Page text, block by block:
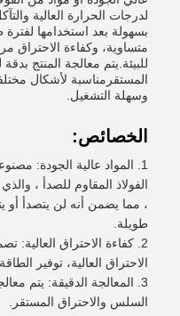
لدرجات الحرارة العالية
بسهولة بعد استخدامها
متساوية، وكفاءة الاحتراق
للبيئة.يتم معالجة المنتج
المستقرمناسبة لأشكال
وسهلة التشغيل.
الخصائص:
المواد عالية الجودة:
الفولاذ المقاوم للصدأ ،
، مما يضمن أنه لن يتصدأ أو
طويلة.
كفاءة الاحتراق العالية:
الاحتراق العالية، توفير
المعالجة الدقيقة: يتم
السلس والاحتراق المستقر.